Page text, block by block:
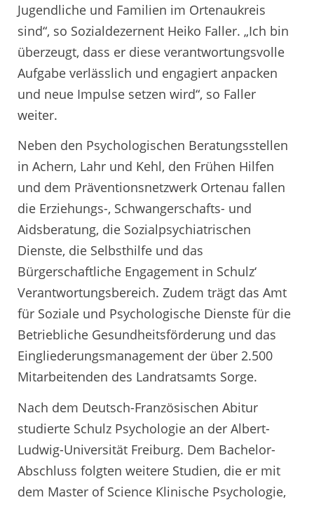
Jugendliche und Familien im Ortenaukreis
sind“, so Sozialdezernent Heiko Faller. „Ich bin
überzeugt, dass er diese verantwortungsvolle
Aufgabe verlässlich und engagiert anpacken
und neue Impulse setzen wird“, so Faller
weiter.
Neben den Psychologischen Beratungsstellen
in Achern, Lahr und Kehl, den Frühen Hilfen
und dem Präventionsnetzwerk Ortenau fallen
die Erziehungs-, Schwangerschafts- und
Aidsberatung, die Sozialpsychiatrischen
Dienste, die Selbsthilfe und das
Bürgerschaftliche Engagement in Schulz‘
Verantwortungsbereich. Zudem trägt das Amt
für Soziale und Psychologische Dienste für die
Betriebliche Gesundheitsförderung und das
Eingliederungsmanagement der über 2.500
Mitarbeitenden des Landratsamts Sorge.
Nach dem Deutsch-Französischen Abitur
studierte Schulz Psychologie an der Albert-
Ludwig-Universität Freiburg. Dem Bachelor-
Abschluss folgten weitere Studien, die er mit
dem Master of Science Klinische Psychologie,